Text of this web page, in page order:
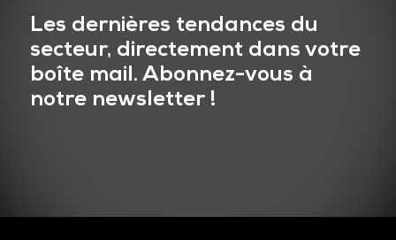
Les dernières tendances du
secteur, directement dans votre
boîte mail. Abonnez-vous à
notre newsletter !